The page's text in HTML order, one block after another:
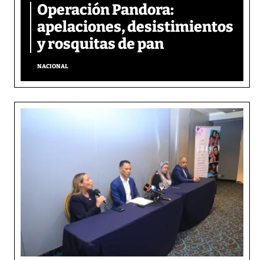
Operación Pandora:
apelaciones, desistimientos
y rosquitas de pan
NACIONAL